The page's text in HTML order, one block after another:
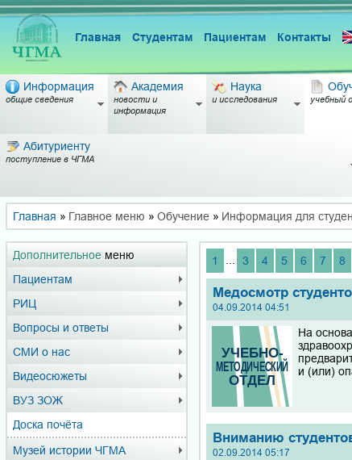
Главная Студентам Пациентам Контакты
Информация
общие сведения
Академия
новости и
информация
Наука
и исследования учебный
Абитуриенту
поступление в ЧГМА
Главная » Главное меню » Обучение » Информация для
Дополнительное меню
Пациентам
РИЦ
Вопросы и ответы
СМИ о нас
Видеосюжеты
ВУЗ ЗОЖ
Доска почёта
Музей истории ЧГМА
1 3 4 5 6 7 8
Медосмотр
04.09.2014 04:51
На
и (или)
Вниманию
02.09.2014 05:17